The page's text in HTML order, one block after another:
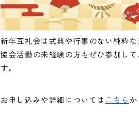
新年互礼会は式典や行事のない純粋
協会活動の未経験の方もぜひ参加し
す。
お申し込みや詳細については こちら